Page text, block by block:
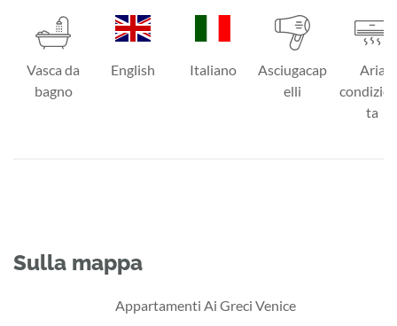
Vasca da
bagno
English Italiano
Asciugacap
elli
Aria
ta
Sulla mappa